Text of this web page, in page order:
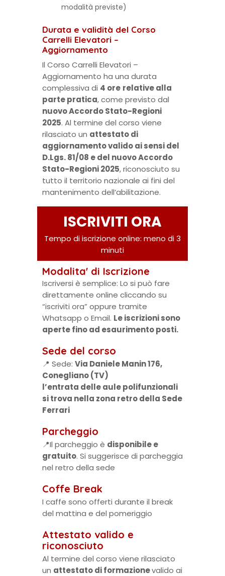
modalità previste)
Durata e validità del Corso
Carrelli Elevatori –
Aggiornamento
Il Corso Carrelli Elevatori –
Aggiornamento ha una durata
complessiva di 4 ore relative alla
parte pratica, come previsto dal
nuovo Accordo Stato-Regioni
2025. Al termine del corso viene
rilasciato un attestato di
aggiornamento valido ai sensi del
D.Lgs. 81/08 e del nuovo Accordo
Stato-Regioni 2025, riconosciuto su
tutto il territorio nazionale ai fini del
mantenimento dell’abilitazione.
ISCRIVITI ORA
Tempo di iscrizione online: meno di 3
minuti
Modalita' di Iscrizione
Iscriversi è semplice: Lo si può fare
direttamente online cliccando su
“iscriviti ora” oppure tramite
Whatsapp o Email. Le iscrizioni sono
aperte fino ad esaurimento posti.
Sede del corso
📍 Sede: Via Daniele Manin 176,
Conegliano (TV)
l’entrata delle aule polifunzionali
si trova nella zona retro della Sede
Ferrari
Parcheggio
📍Il parcheggio è disponibile e
gratuito. Si suggerisce di parcheggia
nel retro della sede
Coffe Break
I caffe sono offerti durante il break
del mattina e del pomeriggio
Attestato valido e
riconosciuto
Al termine del corso viene rilasciato
un attestato di formazionevalido ai